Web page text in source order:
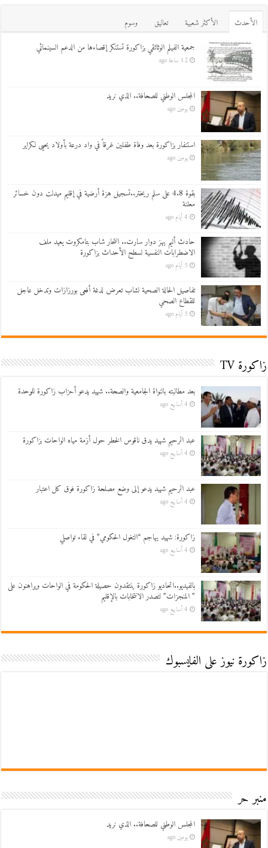
اﻷحدث اﻷكثر شعبية تعاليق
وسوم
جمعية الفيلم الوثائقي بزاكورة تستنكر إقصاءها من الدعم السينمائي
12 ساعة ago
المجلس الوطني للصحافة.. الذي نريد
يومين ago
استنفار بزاكورة بعد وفاة طفلين غرقاً في واد درعة بأولاد يحيى لكراير
يومين ago
بقوة 4.8 على سلم ريختر..تسجيل هزة أرضية في إقليم ميدلت دون خسائر
معلنة
4 أيام ago
حادث أليم يهز دوار سارت.. انتحار شاب بتامكروت يعيد ملف
الاضطرابات النفسية لسطح الأحداث بزاكورة
5 أيام ago
تفاصيل الحالة الصحية لشاب تعرض لدغة أفعى بورزازات وتدخل عاجل
للقطاع الصحي
5 أيام ago
زاكورة TV
بعد مطالبته بالنواة الجامعية والصحة.. شهيد يدعو أحزاب زاكورة للوحدة
4 أسابيع ago
عبد الرحيم شهيد يدق ناقوس الخطر حول أزمة مياه الواحات بزاكورة
4 أسابيع ago
عبد الرحيم شهيد يدعو إلى وضع مصلحة زاكورة فوق كل اعتبار
4 أسابيع ago
زاكورة: شهيد يهاجم “التغول الحكومي” في لقاء تواصلي
4 أسابيع ago
بالفيديو..اتحاديو زاكورة ينتقدون حصيلة الحكومة في الواحات ويراهنون على
” المنجزات” لتصدر الانتخابات بالإقليم
4 أسابيع ago
زاكورة نيوز على الفايسبوك
منبر حر
المجلس الوطني للصحافة.. الذي نريد
يومين ago